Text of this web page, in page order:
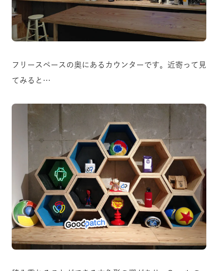
フリースペースの奥にあるカウンターです。近寄って見
てみると…